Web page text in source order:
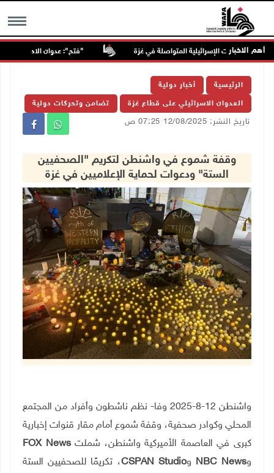
MENU أهم الاخبار "فتح": عدوان الاحتلال على
الرئيسية أخبار دولية
العدوان الاسرائيلي على قطاع غزة تضامن وتحركات دولية
تاريخ النشر: 12/08/2025 07:25 ص
وقفة شموع في واشنطن لتكريم "الصحفيين
الستة" ودعوات لحماية الإعلاميين في غزة
واشنطن 12-8-2025 وفا- نظم ناشطون وأفراد من المجتمع
المحلي وكوادر صحفية، وقفة شموع أمام مقار قنوات إخبارية
كبرى في العاصمة الأميركية واشنطن، شملتFOX News
وNBC News وCSPAN Studio، تكريمًا للصحفيين الستة